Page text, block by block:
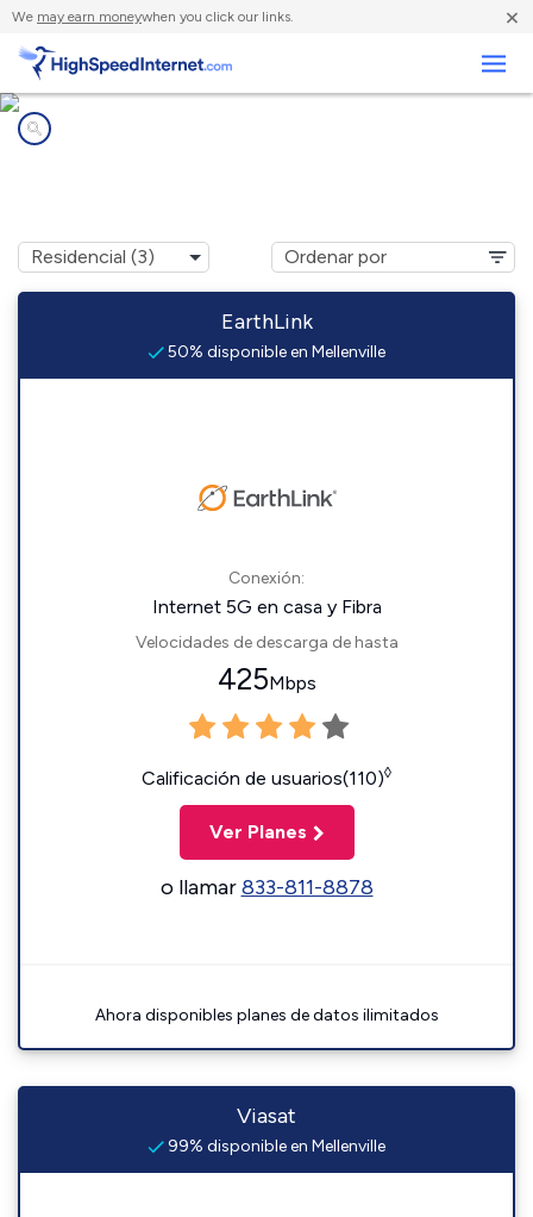
We may earn moneywhen you click our links. ×
EarthLink
50% disponible en Mellenville
Conexión:
Internet 5G en casa y Fibra
Velocidades de descarga de hasta
425Mbps
Calificación de usuarios(110)◊
Ver Planes
o llamar833-811-8878
Ahora disponibles planes de datos ilimitados
Viasat
99% disponible en Mellenville